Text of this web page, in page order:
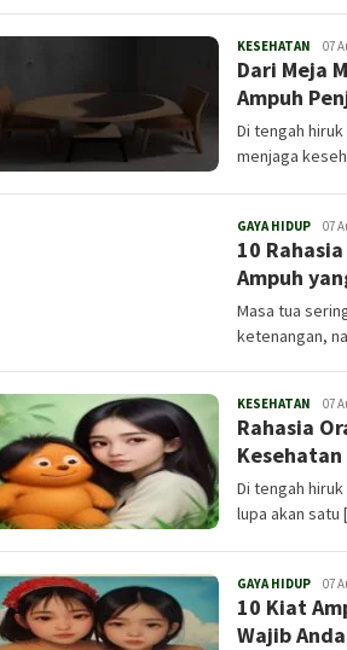
KESEHATAN Admin
07
Dari Meja
Ampuh
Di tengah
menjaga
GAYA HIDUP Admin
07
10
Ampuh
Masa tua
ketenangan,
KESEHATAN Admin
07
Rahasia
Di tengah
lupa akan
GAYA HIDUP Admin
07
10 Kiat
Wajib